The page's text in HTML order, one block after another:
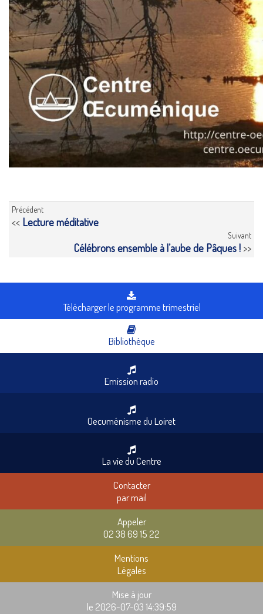
Précédent
<< Lecture méditative
Suivant
Célébrons ensemble à l’aube de Pâques ! >>
Télécharger le programme trimestriel
Bibliothèque
Emission radio
Oecuménisme du Loiret
La vie du Centre
Contacter
par mail
Appeler
02 38 69 15 22
Mentions
Légales
Mise à jour
le 2026-07-03 14:39:59